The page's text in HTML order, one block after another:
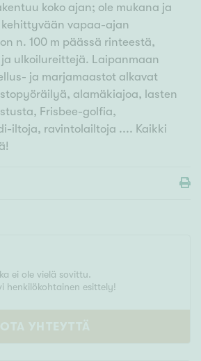
koko ajan; ole mukana ja
vapaa-ajan
n. 100 m päässä rinteestä,
ulkoilureittejä. Laipanmaan
ja marjamaastot alkavat
alamäkiajoa, lasten
Frisbee-golfia,
iltoja, ravintolailtoja .... Kaikki
ei ole vielä sovittu.
henkilökohtainen esittely!
OTA YHTEYTTÄ